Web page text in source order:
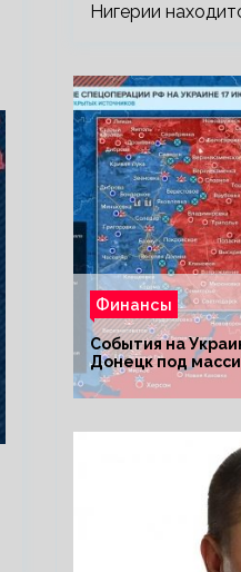
Нигерии
Финансы
События на
Донецк под
поставил Киеву